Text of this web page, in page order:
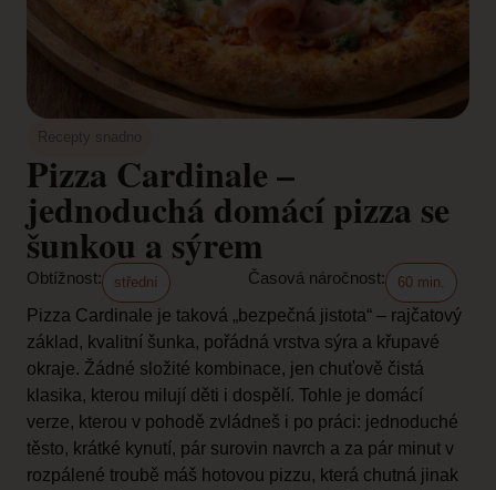
Recepty snadno
Pizza Cardinale –
jednoduchá domácí pizza se
šunkou a sýrem
Obtížnost: střední Časová náročnost: 60 min.
Pizza Cardinale je taková „bezpečná jistota“ – rajčatový
základ, kvalitní šunka, pořádná vrstva sýra a křupavé
okraje. Žádné složité kombinace, jen chuťově čistá
klasika, kterou milují děti i dospělí. Tohle je domácí
verze, kterou v pohodě zvládneš i po práci: jednoduché
těsto, krátké kynutí, pár surovin navrch a za pár minut v
rozpálené troubě máš hotovou pizzu, která chutná jinak